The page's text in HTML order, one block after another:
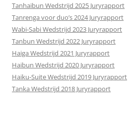
Tanhaibun Wedstrijd 2025 Juryrapport
Tanrenga voor duo’s 2024 Juryrapport
Wabi-Sabi Wedstrijd 2023 Juryrapport
Tanbun Wedstrijd 2022 Juryrapport
Haiga Wedstrijd 2021 Juryrapport
Haibun Wedstrijd 2020 Juryrapport
Haiku-Suite Wedstrijd 2019 Juryrapport
Tanka Wedstrijd 2018 Juryrapport